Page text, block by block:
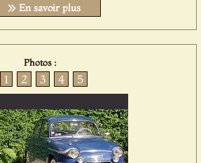
En savoir plus
Photos :
1 2 3 4 5